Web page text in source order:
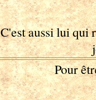
C'est aussi lui qui
Pour